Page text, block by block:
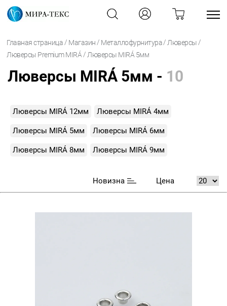
Главная страница / Магазин / Металлофурнитура / Люверсы /
Люверсы Premium MIRÁ / Люверсы MIRÁ 5мм
Люверсы MIRÁ 5мм - 10
Люверсы MIRÁ 12мм Люверсы MIRÁ 4мм
Люверсы MIRÁ 5мм Люверсы MIRÁ 6мм
Люверсы MIRÁ 8мм Люверсы MIRÁ 9мм
Новизна Цена